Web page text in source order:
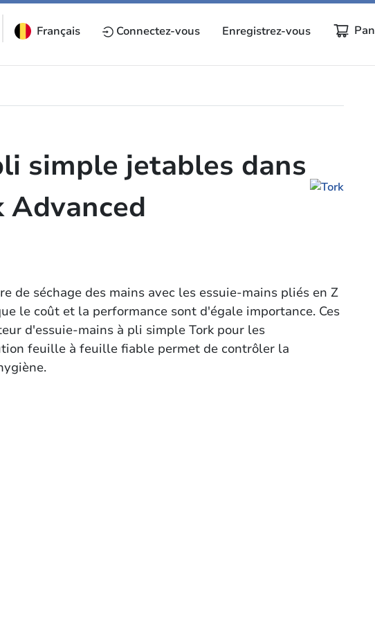
Français Connectez-vous Enregistrez-vous
simple jetables dans
de séchage des mains avec les essuie-mains pliés en Z
le coût et la performance sont d'égale importance. Ces
d'essuie-mains à pli simple Tork pour les
feuille à feuille fiable permet de contrôler la